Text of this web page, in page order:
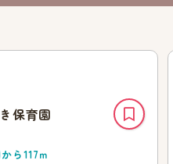
保育園
ら117ｍ